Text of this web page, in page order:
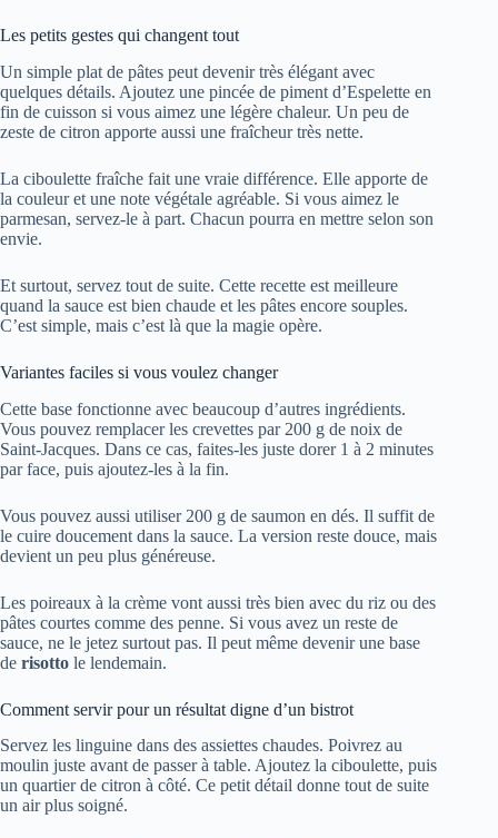
Les petits gestes qui changent tout
Un simple plat de pâtes peut devenir très élégant avec
quelques détails. Ajoutez une pincée de piment d’Espelette en
fin de cuisson si vous aimez une légère chaleur. Un peu de
zeste de citron apporte aussi une fraîcheur très nette.
La ciboulette fraîche fait une vraie différence. Elle apporte de
la couleur et une note végétale agréable. Si vous aimez le
parmesan, servez-le à part. Chacun pourra en mettre selon son
envie.
Et surtout, servez tout de suite. Cette recette est meilleure
quand la sauce est bien chaude et les pâtes encore souples.
C’est simple, mais c’est là que la magie opère.
Variantes faciles si vous voulez changer
Cette base fonctionne avec beaucoup d’autres ingrédients.
Vous pouvez remplacer les crevettes par 200 g de noix de
Saint-Jacques. Dans ce cas, faites-les juste dorer 1 à 2 minutes
par face, puis ajoutez-les à la fin.
Vous pouvez aussi utiliser 200 g de saumon en dés. Il suffit de
le cuire doucement dans la sauce. La version reste douce, mais
devient un peu plus généreuse.
Les poireaux à la crème vont aussi très bien avec du riz ou des
pâtes courtes comme des penne. Si vous avez un reste de
sauce, ne le jetez surtout pas. Il peut même devenir une base
de risotto le lendemain.
Comment servir pour un résultat digne d’un bistrot
Servez les linguine dans des assiettes chaudes. Poivrez au
moulin juste avant de passer à table. Ajoutez la ciboulette, puis
un quartier de citron à côté. Ce petit détail donne tout de suite
un air plus soigné.